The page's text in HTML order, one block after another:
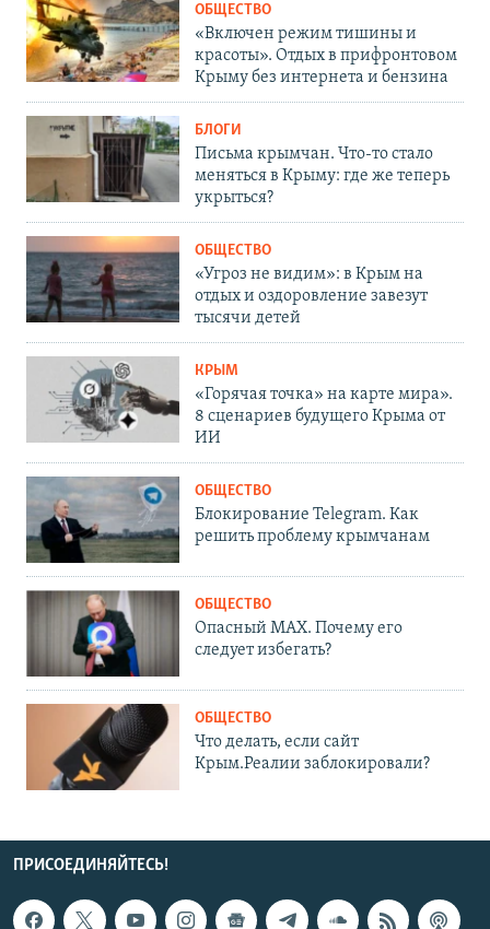
ОБЩЕСТВО
«Включен режим тишины и
красоты». Отдых в прифронтовом
Крыму без интернета и бензина
БЛОГИ
Письма крымчан. Что-то стало
меняться в Крыму: где же теперь
укрыться?
ОБЩЕСТВО
«Угроз не видим»: в Крым на
отдых и оздоровление завезут
тысячи детей
КРЫМ
«Горячая точка» на карте мира».
8 сценариев будущего Крыма от
ИИ
ОБЩЕСТВО
Блокирование Telegram. Как
решить проблему крымчанам
ОБЩЕСТВО
Опасный MAX. Почему его
следует избегать?
ОБЩЕСТВО
Что делать, если сайт
Крым.Реалии заблокировали?
ПРИСОЕДИНЯЙТЕСЬ!